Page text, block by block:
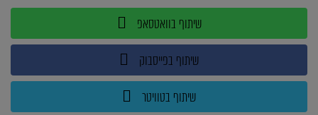
שיתוף בוואטסאפ
שיתוף בפייסבוק
שיתוף בטוויטר